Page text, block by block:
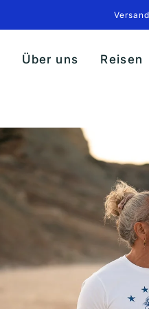
Über uns Reisen